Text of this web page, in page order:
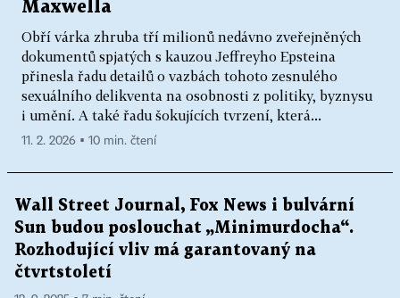
Maxwella
Obří várka zhruba tří milionů nedávno zveřejněných
dokumentů spjatých s kauzou Jeffreyho Epsteina
přinesla řadu detailů o vazbách tohoto zesnulého
sexuálního delikventa na osobnosti z politiky, byznysu
i umění. A také řadu šokujících tvrzení, která...
11. 2. 2026 ▪ 10 min. čtení
Wall Street Journal, Fox News i bulvární
Sun budou poslouchat „Minimurdocha“.
Rozhodující vliv má garantovaný na
čtvrtstoletí